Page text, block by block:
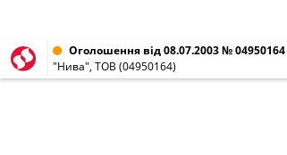
Оголошення від 08.07.2003 № 04950164
"Нива", ТОВ (04950164)